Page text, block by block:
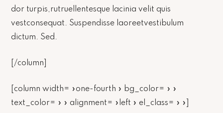
dor turpis,rutruellentesque lacinia velit quis
vestconsequat. Suspendisse laoreetvestibulum
dictum. Sed.
[/column]
[column width= »one-fourth » bg_color= » »
text_color= » » alignment= »left » el_class= » »]